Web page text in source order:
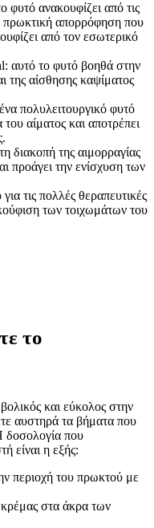
ανακουφίζει από τις
πρωκτική απορρόφηση που
από τον εσωτερικό
αυτό το φυτό βοηθά στην
της αίσθησης καψίματος
πολυλειτουργικό φυτό
αίματος και αποτρέπει
διακοπή της αιμορραγίας
προάγει την ενίσχυση των
τις πολλές θεραπευτικές
των τοιχωμάτων του
το
και εύκολος στην
αυστηρά τα βήματα που
δοσολογία που
είναι η εξής:
περιοχή του πρωκτού με
στα άκρα των